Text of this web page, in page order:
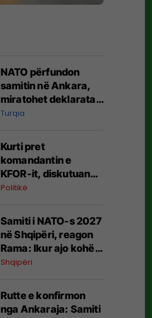
NATO përfundon
samitin në Ankara,
miratohet deklarata
me gjashtë pika
Turqia
Kurti pret
komandantin e
KFOR-it, diskutuan
sigurinë në Kosovë
me NATO-n
Politikë
Samiti i NATO-s 2027
në Shqipëri, reagon
Rama: Ikur ajo kohë
kur bëhej çfarë të
Shqipëri
Rutte e konfirmon
nga Ankaraja: Samiti